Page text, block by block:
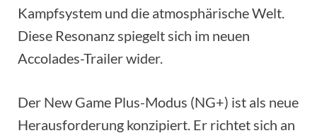
Kampfsystem und die atmosphärische Welt.
Diese Resonanz spiegelt sich im neuen
Accolades-Trailer wider.
Der New Game Plus-Modus (NG+) ist als neue
Herausforderung konzipiert. Er richtet sich an